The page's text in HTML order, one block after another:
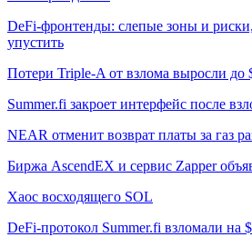
DeFi-фронтенды: слепые зоны и
упустить
Потери Triple-A от взлома выросли до
Summer.fi закроет интерфейс после
NEAR отменит возврат платы за газ
Биржа AscendEX и сервис Zapper
Хаос восходящего SOL
DeFi-протокол Summer.fi взломали на